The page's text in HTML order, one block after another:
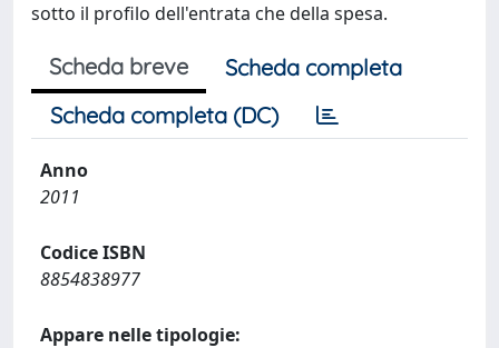
sotto il profilo dell'entrata che della spesa.
Scheda breve
Scheda completa
Scheda completa (DC)
Anno
2011
Codice ISBN
8854838977
Appare nelle tipologie: